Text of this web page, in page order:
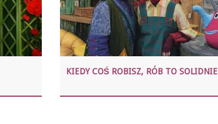
KIEDY COŚ ROBISZ, RÓB TO SOLIDNIE